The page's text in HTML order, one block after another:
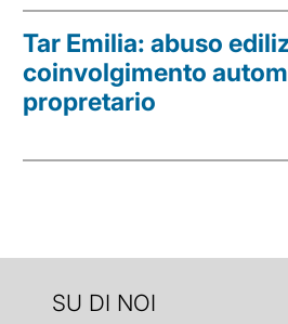
Tar Emilia: abuso
coinvolgimento
propretario
SU DI NOI